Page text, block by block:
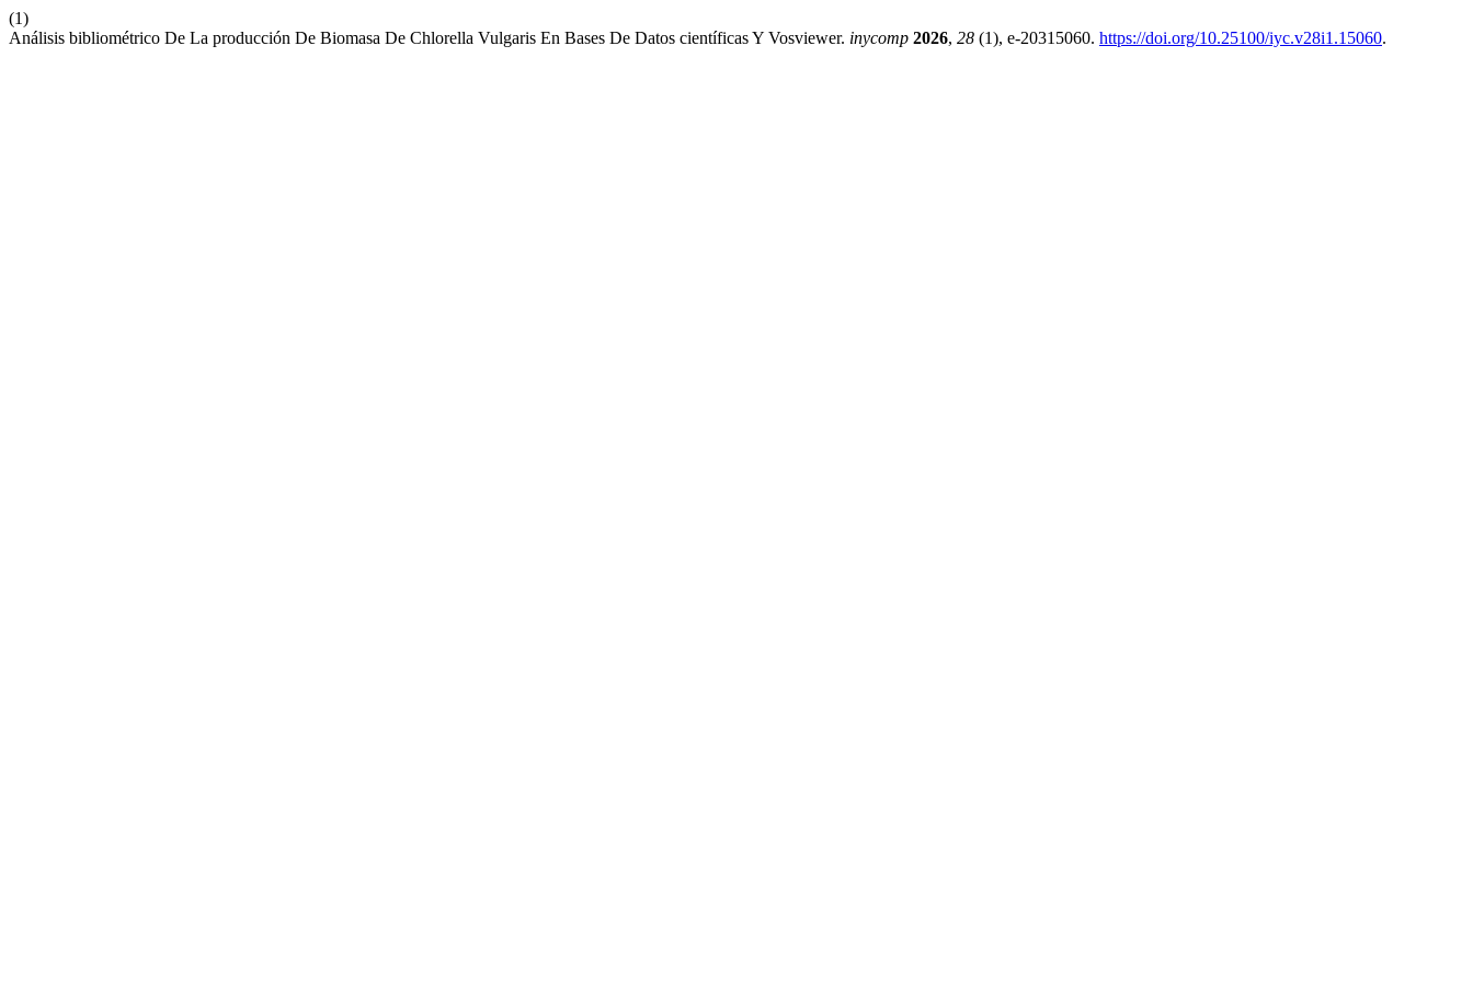
(1)
Análisis bibliométrico De La producción De Biomasa De Chlorella Vulgaris En Bases De Datos científicas Y Vosviewer. inycomp 2026, 28 (1), e-20315060. https://doi.org/10.25100/iyc.v28i1.15060.